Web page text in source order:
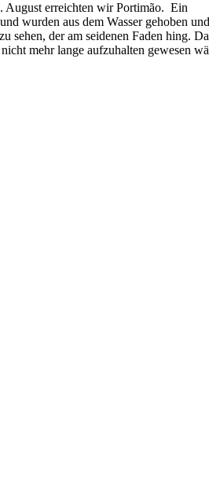
August erreichten wir Portimão. Ein
wurden aus dem Wasser gehoben
sehen, der am seidenen Faden hing.
mehr lange aufzuhalten gewesen